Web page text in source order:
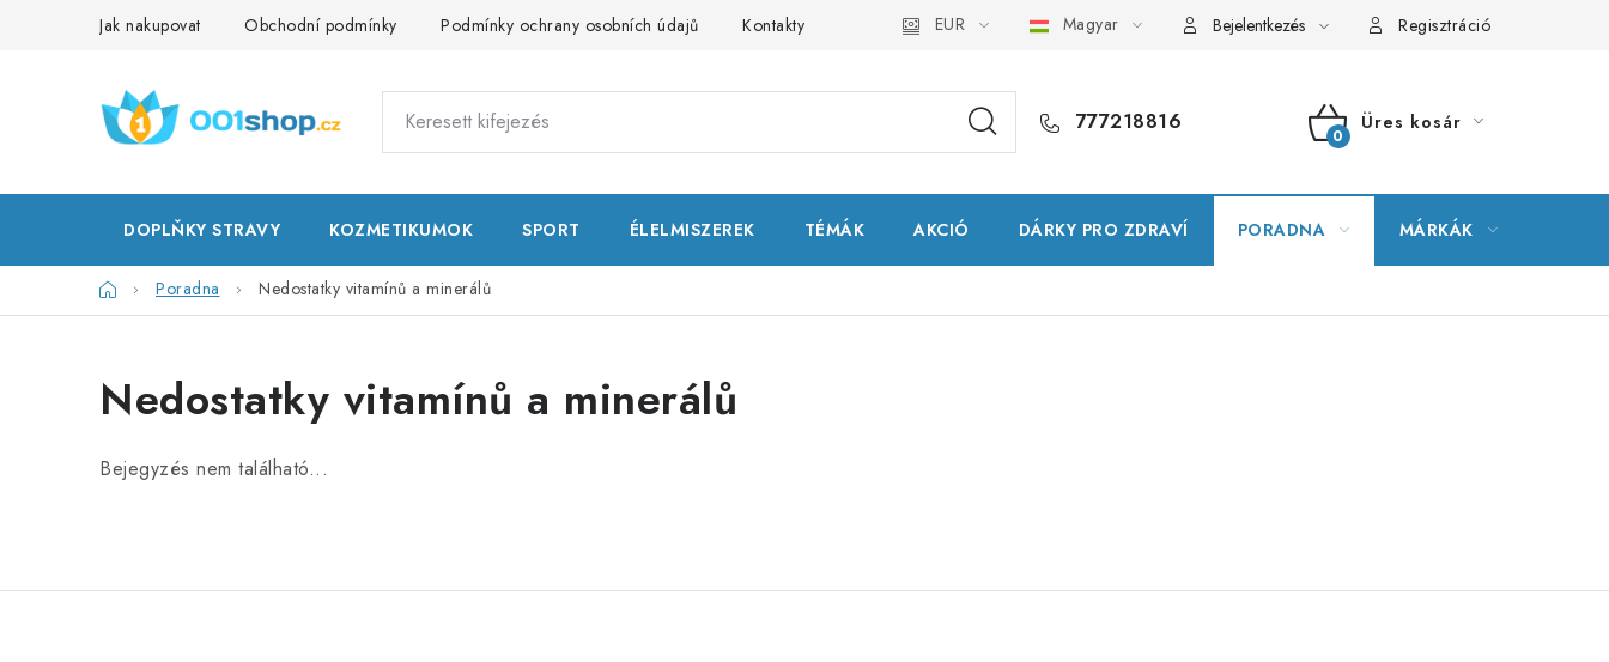
Jak nakupovat Obchodní podmínky Podmínky ochrany osobních údajů Kontakty Natural Health Store Fogalomtár Szerver terkepe Rendelésem
EUR Magyar Bejelentkezés Regisztráció
777218816
KOSÁR
Üres kosár
DOPLŇKY STRAVY KOZMETIKUMOK SPORT ÉLELMISZEREK TÉMÁK AKCIÓ DÁRKY PRO ZDRAVÍ PORADNA MÁRKÁK
KezdőlapPoradna Nedostatky vitamínů a minerálů
Nedostatky vitamínů a minerálů
Bejegyzés nem található...